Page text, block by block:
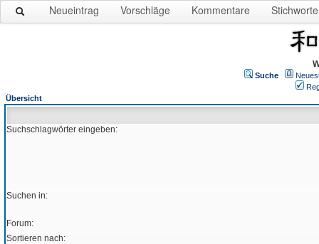
Neueintrag Vorschläge Kommentare Stichworte
Suche
Übersicht
Suchschlagwörter eingeben:
Suchen in:
Forum:
Sortieren nach: